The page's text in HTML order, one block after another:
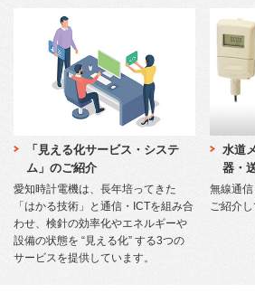
「見える化サービス・システ
ム」のご紹介
愛知時計電機は、長年培ってきた
「はかる技術」と通信・ICTを組み合
わせ、検針の効率化やエネルギーや
設備の状態を “見える化” する3つの
サービスを提供しています。
水道
器・
無線通
ご紹介し